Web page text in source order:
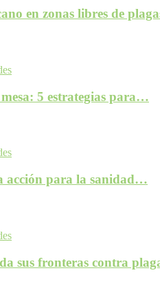
en zonas libres de
5 estrategias para…
acción para la sanidad…
sus fronteras contra